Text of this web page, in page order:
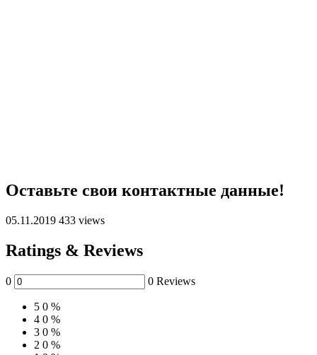
Оставьте свои контактные данные!
05.11.2019 433 views
Ratings & Reviews
0 0 Reviews
5 0 %
4 0 %
3 0 %
2 0 %